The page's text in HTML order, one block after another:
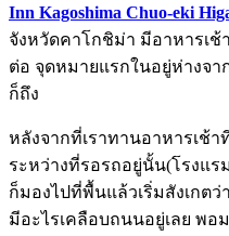
Inn Kagoshima Chuo-eki
จังหวัดคาโกชิม่า มีอาหารเช้
ต่อ จุดหมายแรกในอยู่ห่างจา
ก็ถึง
หลังจากที่เราทานอาหารเช้า
ระหว่างที่รอรถอยู่นั้น(โรงแ
ก็มองไปที่พื้นแล้วเริ่มสังเกต
มีอะไรเคลือบถนนอยู่เลย พ